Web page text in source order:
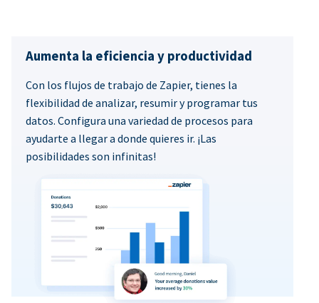
Aumenta la eficiencia y productividad
Con los flujos de trabajo de Zapier, tienes la
flexibilidad de analizar, resumir y programar tus
datos. Configura una variedad de procesos para
ayudarte a llegar a donde quieres ir. ¡Las
posibilidades son infinitas!